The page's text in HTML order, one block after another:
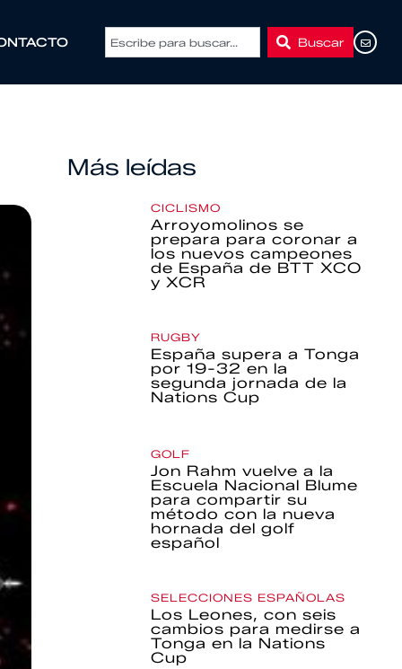
Buscar
Más leídas
CICLISMO
Arroyomolinos se
prepara para coronar a
los nuevos campeones
de España de BTT XCO
y XCR
RUGBY
España supera a Tonga
por 19-32 en la
segunda jornada de la
Nations Cup
GOLF
Jon Rahm vuelve a la
Escuela Nacional Blume
para compartir su
método con la nueva
hornada del golf
español
SELECCIONES ESPAÑOLAS
Los Leones, con seis
cambios para medirse a
Tonga en la Nations
Cup